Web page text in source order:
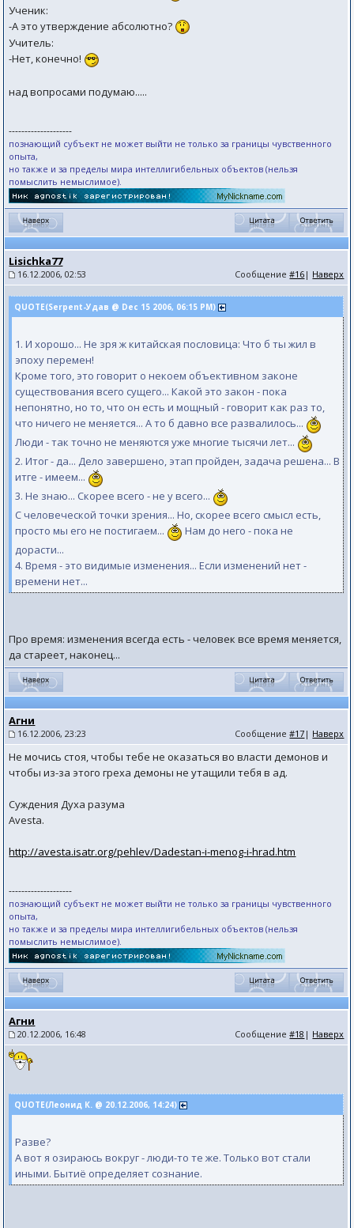
Ученик:
-А это утверждение абсолютно?
Учитель:
-Нет, конечно!
над вопросами подумaю.....
--------------------
познающий субъект не может выйти не только за границы чувственного
опыта,
но также и за пределы мира интеллигибельных объектов (нельзя
помыслить немыслимое).
Lisichka77
16.12.2006, 02:53 Сообщение#16 | Наверх
QUOTE(Serpent-Удав @ Dec 15 2006, 06:15 PM)
1. И хорошо... Не зря ж китайская пословица: Что б ты жил в
эпоху перемен!
Кроме того, это говорит о некоем объективном законе
существования всего сущего... Какой это закон - пока
непонятно, но то, что он есть и мощный - говорит как раз то,
что ничего не меняется... А то б давно все развалилось...
Люди - так точно не меняются уже многие тысячи лет...
2. Итог - да... Дело завершено, этап пройден, задача решена... В
итге - имеем...
3. Не знаю... Скорее всего - не у всего...
С человеческой точки зрения... Но, скорее всего смысл есть,
просто мы его не постигаем...
Нам до него - пока не
дорасти...
4. Время - это видимые изменения... Если изменений нет -
времени нет...
Про время: изменения всегда есть - человек все время меняется,
да стареет, наконец...
Агни
16.12.2006, 23:23 Сообщение#17 | Наверх
Не мочись стоя, чтобы тебе не оказаться во власти демонов и
чтобы из-за этого греха демоны не утащили тебя в ад.
Суждения Духа разума
Avesta.
http://avesta.isatr.org/pehlev/Dadestan-i-menog-i-hrad.htm
--------------------
познающий субъект не может выйти не только за границы чувственного
опыта,
но также и за пределы мира интеллигибельных объектов (нельзя
помыслить немыслимое).
Агни
20.12.2006, 16:48 Сообщение#18 | Наверх
QUOTE(Леонид К. @ 20.12.2006, 14:24)
Разве?
А вот я озираюсь вокруг - люди-то те же. Только вот стали
иными. Бытиё определяет сознание.